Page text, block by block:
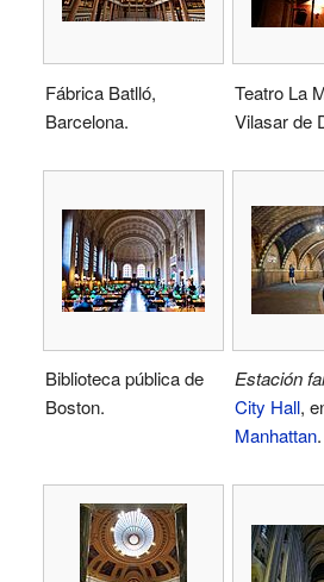
Fábrica Batlló,
Barcelona.
Teatro La
Vilasar de
Biblioteca pública de
Boston.
Estación
City Hall,
Manhattan.